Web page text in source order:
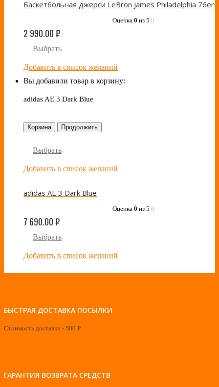
Оценка 0 из 5 0
2 990.00₽
Выбрать
Добавить в список желаний
Вы добавили товар в корзину:
adidas AE 3 Dark Blue
Корзина Продолжить
Выбрать
Добавить в список желаний
adidas AE 3 Dark Blue
Оценка 0 из 5 0
7 690.00₽
Выбрать
Добавить в список желаний
БЫСТРАЯ ДОСТАВКА ПОСЫЛКИ
Стоимость доставки - 500 Р
ГАРАНТИЯ ВОЗВРАТА СРЕДСТВ